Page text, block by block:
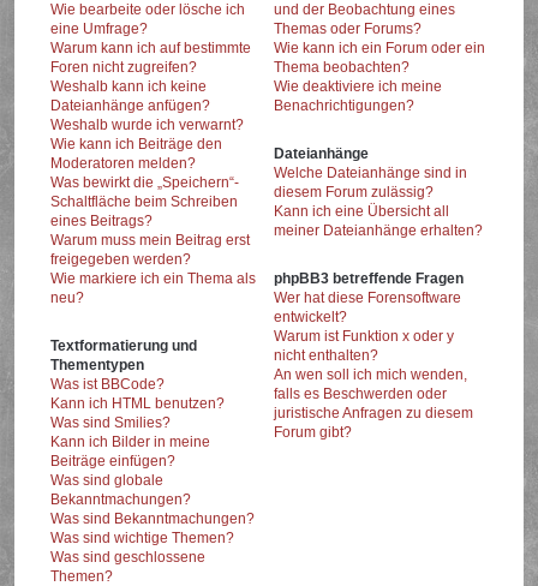
Wie bearbeite oder lösche ich
eine Umfrage?
Warum kann ich auf bestimmte
Foren nicht zugreifen?
Weshalb kann ich keine
Dateianhänge anfügen?
Weshalb wurde ich verwarnt?
Wie kann ich Beiträge den
Moderatoren melden?
Was bewirkt die „Speichern“-
Schaltfläche beim Schreiben
eines Beitrags?
Warum muss mein Beitrag erst
freigegeben werden?
Wie markiere ich ein Thema als
neu?
Textformatierung und
Thementypen
Was ist BBCode?
Kann ich HTML benutzen?
Was sind Smilies?
Kann ich Bilder in meine
Beiträge einfügen?
Was sind globale
Bekanntmachungen?
Was sind Bekanntmachungen?
Was sind wichtige Themen?
Was sind geschlossene
Themen?
und der Beobachtung eines
Themas oder Forums?
Wie kann ich ein Forum oder ein
Thema beobachten?
Wie deaktiviere ich meine
Benachrichtigungen?
Dateianhänge
Welche Dateianhänge sind in
diesem Forum zulässig?
Kann ich eine Übersicht all
meiner Dateianhänge erhalten?
phpBB3 betreffende Fragen
Wer hat diese Forensoftware
entwickelt?
Warum ist Funktion x oder y
nicht enthalten?
An wen soll ich mich wenden,
falls es Beschwerden oder
juristische Anfragen zu diesem
Forum gibt?